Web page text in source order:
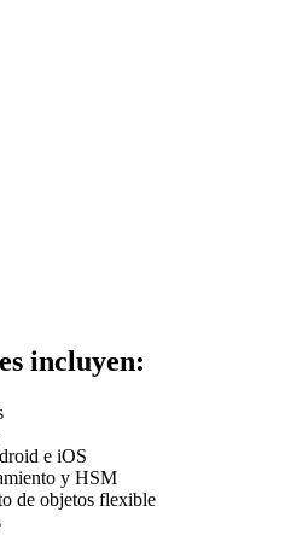
incluyen:
e iOS
y HSM
de objetos flexible